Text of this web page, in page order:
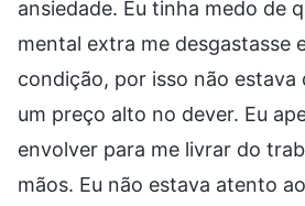
ansiedade. Eu tinha medo de
mental extra me desgastasse
condição, por isso não estava
um preço alto no dever. Eu
envolver para me livrar do
mãos. Eu não estava atento